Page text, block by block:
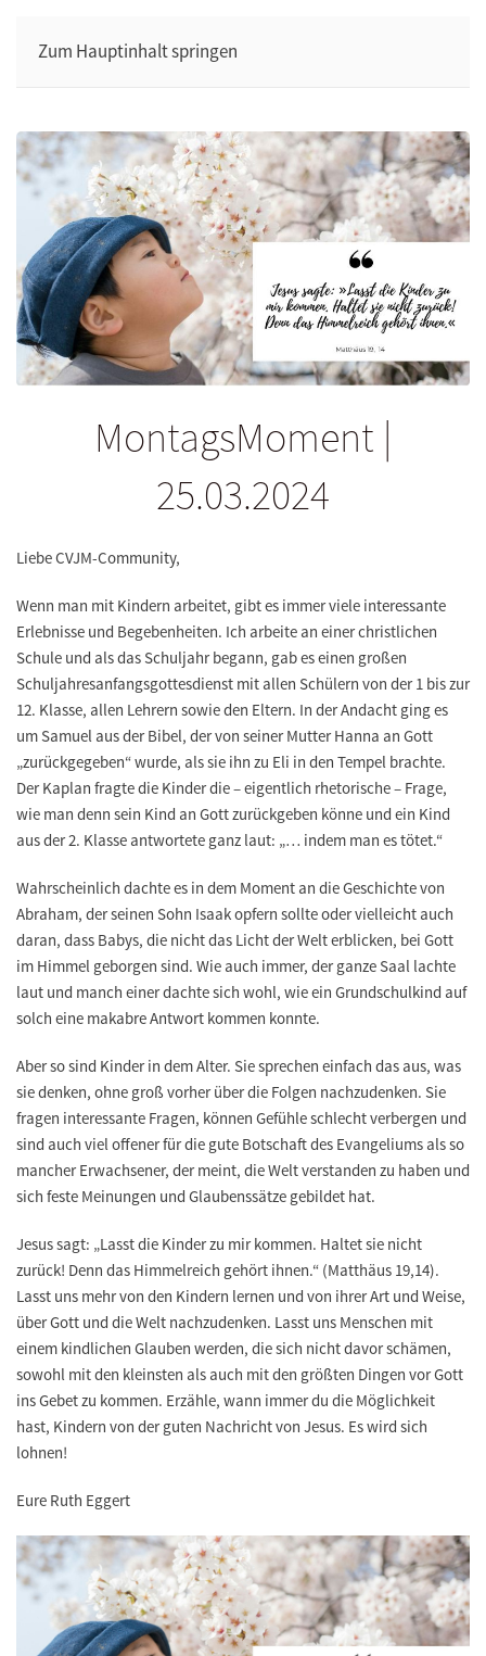
Zum Hauptinhalt springen
MontagsMoment |
25.03.2024
Liebe CVJM-Community,
Wenn man mit Kindern arbeitet, gibt es immer viele interessante
Erlebnisse und Begebenheiten. Ich arbeite an einer christlichen
Schule und als das Schuljahr begann, gab es einen großen
Schuljahresanfangsgottesdienst mit allen Schülern von der 1 bis zur
12. Klasse, allen Lehrern sowie den Eltern. In der Andacht ging es
um Samuel aus der Bibel, der von seiner Mutter Hanna an Gott
„zurückgegeben“ wurde, als sie ihn zu Eli in den Tempel brachte.
Der Kaplan fragte die Kinder die – eigentlich rhetorische – Frage,
wie man denn sein Kind an Gott zurückgeben könne und ein Kind
aus der 2. Klasse antwortete ganz laut: „… indem man es tötet.“
Wahrscheinlich dachte es in dem Moment an die Geschichte von
Abraham, der seinen Sohn Isaak opfern sollte oder vielleicht auch
daran, dass Babys, die nicht das Licht der Welt erblicken, bei Gott
im Himmel geborgen sind. Wie auch immer, der ganze Saal lachte
laut und manch einer dachte sich wohl, wie ein Grundschulkind auf
solch eine makabre Antwort kommen konnte.
Aber so sind Kinder in dem Alter. Sie sprechen einfach das aus, was
sie denken, ohne groß vorher über die Folgen nachzudenken. Sie
fragen interessante Fragen, können Gefühle schlecht verbergen und
sind auch viel offener für die gute Botschaft des Evangeliums als so
mancher Erwachsener, der meint, die Welt verstanden zu haben und
sich feste Meinungen und Glaubenssätze gebildet hat.
Jesus sagt: „Lasst die Kinder zu mir kommen. Haltet sie nicht
zurück! Denn das Himmelreich gehört ihnen.“ (Matthäus 19,14).
Lasst uns mehr von den Kindern lernen und von ihrer Art und Weise,
über Gott und die Welt nachzudenken. Lasst uns Menschen mit
einem kindlichen Glauben werden, die sich nicht davor schämen,
sowohl mit den kleinsten als auch mit den größten Dingen vor Gott
ins Gebet zu kommen. Erzähle, wann immer du die Möglichkeit
hast, Kindern von der guten Nachricht von Jesus. Es wird sich
lohnen!
Eure Ruth Eggert